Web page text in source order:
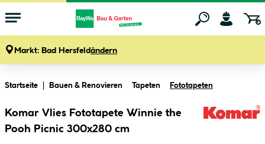
Markt: Bad Hersfeldändern
Startseite Bauen & Renovieren Tapeten Fototapeten
Komar Vlies Fototapete Winnie the
Pooh Picnic 300x280 cm